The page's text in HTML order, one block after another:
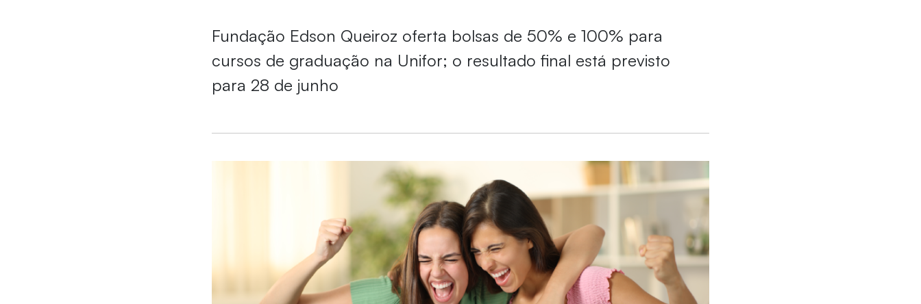
Fundação Edson Queiroz oferta bolsas de 50% e 100% para
cursos de graduação na Unifor; o resultado final está previsto
para 28 de junho